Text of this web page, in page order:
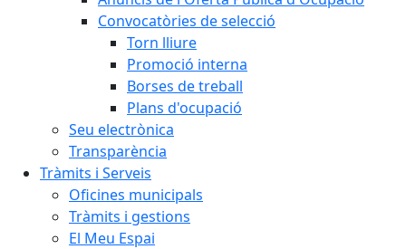
Convocatòries de selecció
Torn lliure
Promoció interna
Borses de treball
Plans d'ocupació
Seu electrònica
Transparència
Tràmits i Serveis
Oficines municipals
Tràmits i gestions
El Meu Espai